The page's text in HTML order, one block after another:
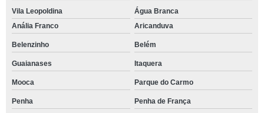
Vila Leopoldina
Água Branca
Anália Franco
Aricanduva
Belenzinho Belém
Guaianases Itaquera
Mooca Parque do Carmo
Penha Penha de França